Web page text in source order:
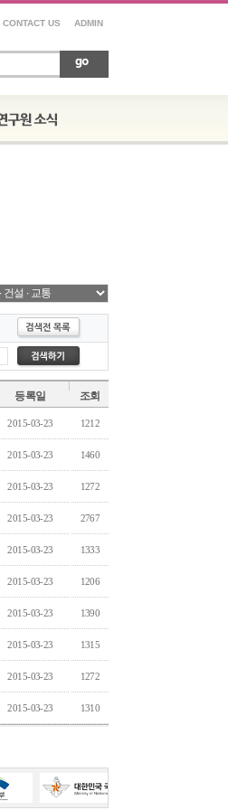
CONTACT US ADMIN
등록일 조회
2015-03-23 1212
2015-03-23 1460
2015-03-23 1272
2015-03-23 2767
2015-03-23 1333
2015-03-23 1206
2015-03-23 1390
2015-03-23 1315
2015-03-23 1272
2015-03-23 1310